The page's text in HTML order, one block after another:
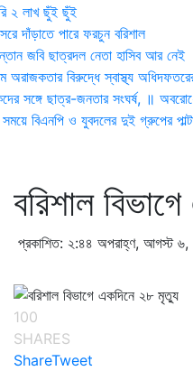
২ লাখ ছুঁই ছুঁই
দাঁড়াতে পারে ফরচুন বরিশাল
জবি ছাত্রদল নেতা হাসিব আর নেই
অরাজকতার বিরুদ্ধে স্বাস্থ্য অধিদফতরের
সঙ্গে ছাত্র-জনতার সংঘর্ষ, ॥
বিএনপি ও যুবদলের দুই গ্রুপের
বরিশাল
প্রকাশিত: ২:৪৪ অপরাহ্ণ, আগস্ট ৬,
100
SHARES
ShareTweet